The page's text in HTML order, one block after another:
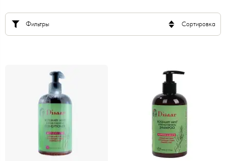
Фильтры Сортировка